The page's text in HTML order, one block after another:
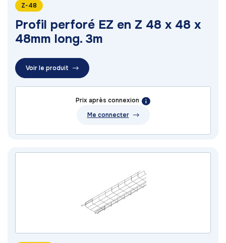
Z-48
Profil perforé EZ en Z 48 x 48 x
48mm long. 3m
Voir le produit
Prix après connexion
Me connecter